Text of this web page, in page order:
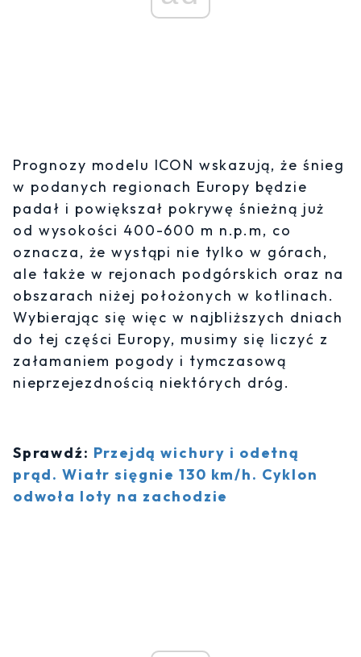
Prognozy modelu ICON wskazują, że śnieg
w podanych regionach Europy będzie
padał i powiększał pokrywę śnieżną już
od wysokości 400-600 m n.p.m, co
oznacza, że wystąpi nie tylko w górach,
ale także w rejonach podgórskich oraz na
obszarach niżej położonych w kotlinach.
Wybierając się więc w najbliższych dniach
do tej części Europy, musimy się liczyć z
załamaniem pogody i tymczasową
nieprzejezdnością niektórych dróg.
Sprawdź: Przejdą wichury i odetną
prąd. Wiatr sięgnie 130 km/h. Cyklon
odwoła loty na zachodzie